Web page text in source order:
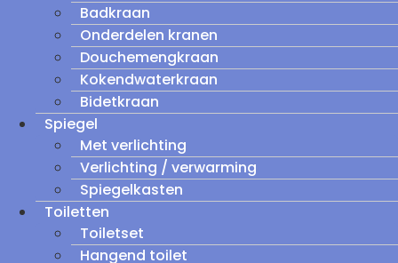
Badkraan
Onderdelen kranen
Douchemengkraan
Kokendwaterkraan
Bidetkraan
Spiegel
Met verlichting
Verlichting / verwarming
Spiegelkasten
Toiletten
Toiletset
Hangend toilet